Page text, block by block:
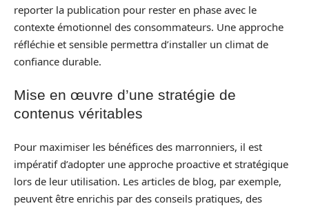
reporter la publication pour rester en phase avec le
contexte émotionnel des consommateurs. Une approche
réfléchie et sensible permettra d’installer un climat de
confiance durable.
Mise en œuvre d’une stratégie de
contenus véritables
Pour maximiser les bénéfices des marronniers, il est
impératif d’adopter une approche proactive et stratégique
lors de leur utilisation. Les articles de blog, par exemple,
peuvent être enrichis par des conseils pratiques, des